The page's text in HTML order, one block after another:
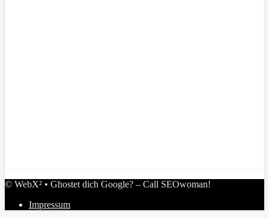
© WebX² • Ghostet dich Google? – Call SEOwoman!
Impressum